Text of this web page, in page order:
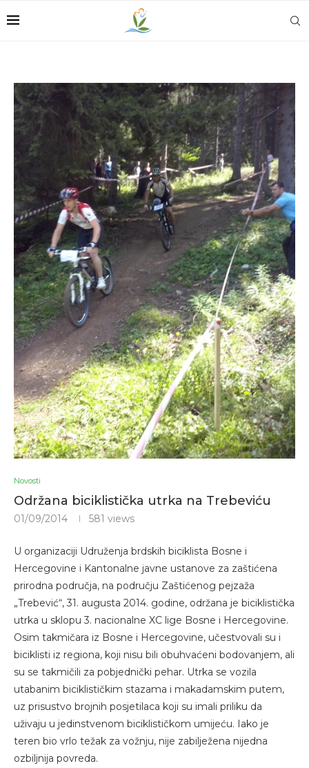
Novosti
Održana biciklistička utrka na Trebeviću
01/09/2014 581 views
U organizaciji Udruženja brdskih biciklista Bosne i
Hercegovine i Kantonalne javne ustanove za zaštićena
prirodna područja, na području Zaštićenog pejzaža
„Trebević“, 31. augusta 2014. godine, održana je biciklistička
utrka u sklopu 3. nacionalne XC lige Bosne i Hercegovine.
Osim takmičara iz Bosne i Hercegovine, učestvovali su i
biciklisti iz regiona, koji nisu bili obuhvaćeni bodovanjem, ali
su se takmičili za pobjednički pehar. Utrka se vozila
utabanim biciklističkim stazama i makadamskim putem,
uz prisustvo brojnih posjetilaca koji su imali priliku da
uživaju u jedinstvenom biciklističkom umijeću. Iako je
teren bio vrlo težak za vožnju, nije zabilježena nijedna
ozbiljnija povreda.